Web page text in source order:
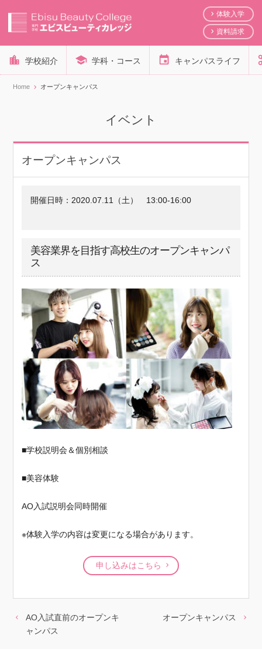
体験入学
資料請求
学校紹介 学科・コース キャンパスライフ
Home オープンキャンパス
イベント
オープンキャンパス
開催日時： 2020.07.11（土） 13:00-16:00
美容業界を目指す高校生のオープンキャンパ
ス
■学校説明会＆個別相談
■美容体験
AO入試説明会同時開催
※体験入学の内容は変更になる場合があります。
申し込みはこちら
AO入試直前のオープンキ
ャンパス
オープンキャンパス